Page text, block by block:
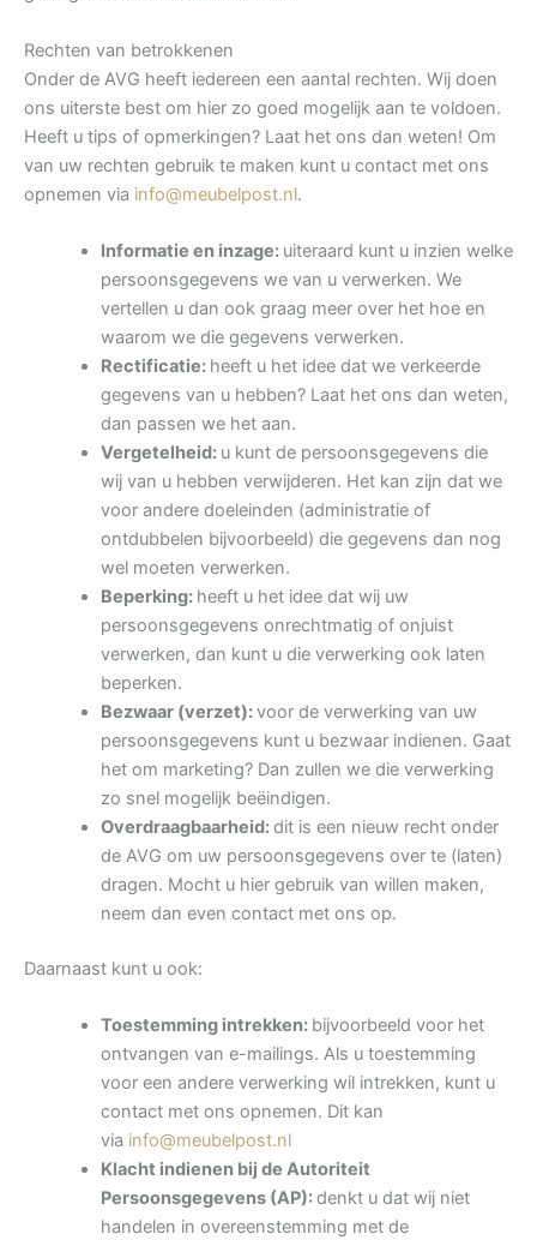
Rechten van betrokkenen
Onder de AVG heeft iedereen een aantal rechten. Wij doen
ons uiterste best om hier zo goed mogelijk aan te voldoen.
Heeft u tips of opmerkingen? Laat het ons dan weten! Om
van uw rechten gebruik te maken kunt u contact met ons
opnemen via info@meubelpost.nl.
Informatie en inzage: uiteraard kunt u inzien welke
persoonsgegevens we van u verwerken. We
vertellen u dan ook graag meer over het hoe en
waarom we die gegevens verwerken.
Rectificatie: heeft u het idee dat we verkeerde
gegevens van u hebben? Laat het ons dan weten,
dan passen we het aan.
Vergetelheid: u kunt de persoonsgegevens die
wij van u hebben verwijderen. Het kan zijn dat we
voor andere doeleinden (administratie of
ontdubbelen bijvoorbeeld) die gegevens dan nog
wel moeten verwerken.
Beperking: heeft u het idee dat wij uw
persoonsgegevens onrechtmatig of onjuist
verwerken, dan kunt u die verwerking ook laten
beperken.
Bezwaar (verzet):voor de verwerking van uw
persoonsgegevens kunt u bezwaar indienen. Gaat
het om marketing? Dan zullen we die verwerking
zo snel mogelijk beëindigen.
Overdraagbaarheid:dit is een nieuw recht onder
de AVG om uw persoonsgegevens over te (laten)
dragen. Mocht u hier gebruik van willen maken,
neem dan even contact met ons op.
Daarnaast kunt u ook:
Toestemming intrekken: bijvoorbeeld voor het
ontvangen van e-mailings. Als u toestemming
voor een andere verwerking wil intrekken, kunt u
contact met ons opnemen. Dit kan
via info@meubelpost.nl
Klacht indienen bij de Autoriteit
Persoonsgegevens (AP):denkt u dat wij niet
handelen in overeenstemming met de